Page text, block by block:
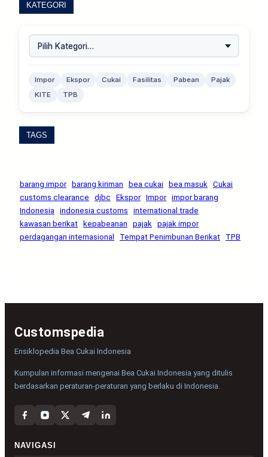
KATEGORI
Impor Ekspor Cukai Fasilitas Pabean
Pajak
KITE
TPB
TAGS
barang impor barang kiriman bea cukai bea masuk Cukai
customs clearance
djbc Ekspor Impor impor barang
Indonesia indonesia customs
international trade
kawasan berikat
kepabeanan pajak pajak impor
perdagangan internasional
Tempat Penimbunan Berikat TPB
Customspedia
Ensiklopedia Bea Cukai Indonesia
Kumpulan informasi mengenai Bea Cukai Indonesia yang ditulis
berdasarkan peraturan-peraturan yang berlaku di Indonesia.
NAVIGASI